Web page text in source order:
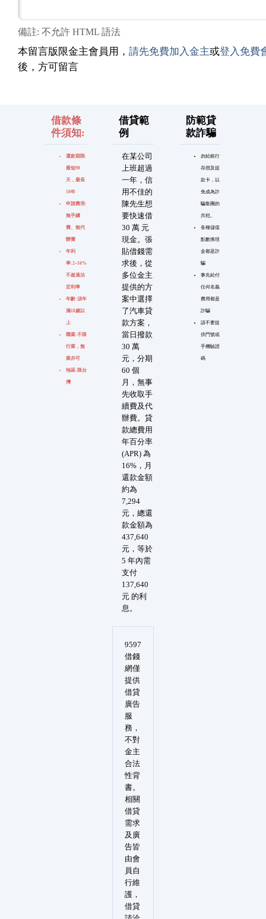
備註: 不允許 HTML 語法
本留言版限金主會員用， 請先免費加入金主或登入免費
後，方可留言
借款條
件須知:
還款期限:
最短90
天，最長
10年
申請費用:
無手續
費、無代
辦費
年利
率:2~16%
不超過法
定利率
年齡:須年
滿18歲以
上
職業:不限
行業，無
業亦可
地區:限台
灣
借貸範
例
在某公司
上班超過
一年，信
用不佳的
陳先生想
要快速借
30 萬 元
現金。張
貼借錢需
求後，從
多位金主
提供的方
案中選擇
了汽車貸
款方案，
當日撥款
30 萬
元，分期
60 個
月，無事
先收取手
續費及代
辦費。貸
款總費用
年百分率
(APR) 為
16%，月
還款金額
約為
7,294
元，總還
款金額為
437,640
元，等於
5 年內需
支付
137,640
元 的利
息。
防範貸
款詐騙
勿給銀行
存摺及提
款卡，以
免成為詐
騙集團的
共犯。
各種儲值
點數換現
金都是詐
騙
事先給付
任何名義
費用都是
詐騙
請不要提
供門號或
手機驗證
碼
9597
借錢
網僅
提供
借貸
廣告
服
務，
不對
金主
合法
性背
書。
相關
借貸
需求
及廣
告皆
由會
員自
行維
護，
借貸